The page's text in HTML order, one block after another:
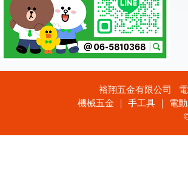
裕翔五金有限公司
機械五金 ｜ 手工具 ｜ 電